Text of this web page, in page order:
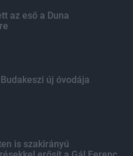
az eső a Duna
új óvodája
is szakirányú